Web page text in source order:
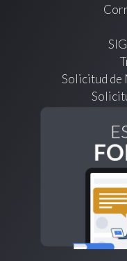
Solicitud de